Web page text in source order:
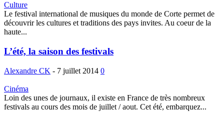
Culture
Le festival international de musiques du monde de Corte permet de
découvrir les cultures et traditions des pays invites. Au coeur de la
haute...
L’été, la saison des festivals
Alexandre CK - 7 juillet 2014 0
Cinéma
Loin des unes de journaux, il existe en France de très nombreux
festivals au cours des mois de juillet / aout. Cet été, embarquez...